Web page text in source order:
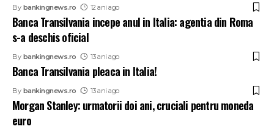
By bankingnews.ro 12 ani ago
Banca Transilvania incepe anul in Italia: agentia din Roma
s-a deschis oficial
By bankingnews.ro 13 ani ago
Banca Transilvania pleaca in Italia!
By bankingnews.ro 13 ani ago
Morgan Stanley: urmatorii doi ani, cruciali pentru moneda
euro